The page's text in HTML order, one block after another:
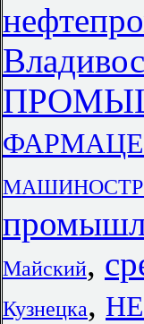
Майский,
Кузнецка,